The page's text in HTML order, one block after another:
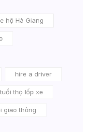
hộ Hà Giang
hire a driver
tuổi thọ lốp xe
giao thông